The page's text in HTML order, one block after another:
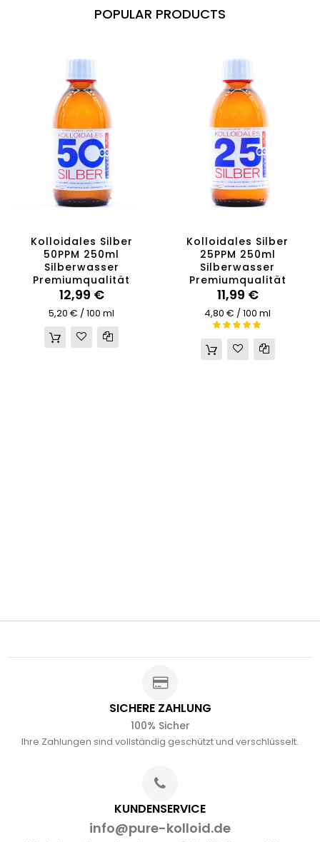
POPULAR PRODUCTS
Kolloidales Silber
50PPM 250ml
Silberwasser
Premiumqualität
12,99 €
5,20 € / 100 ml
Kolloidales Silber
25PPM 250ml
Silberwasser
Premiumqualität
11,99 €
4,80 € / 100 ml
Bewertung:
SICHERE ZAHLUNG
100% Sicher
Ihre Zahlungen sind vollständig geschützt und verschlüsselt.
KUNDENSERVICE
info@pure-kolloid.de